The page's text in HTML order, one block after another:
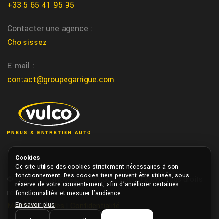
distribution
de notre dame de sanilhac chez garrigue vulco
Chez Garrigue Vulco nous changeons vos pneus rapidement dans
notre centre de Montreal du gers
St jean de Vedas depannage voiture
Nous vous depannons rapidement votre voiture autour de St
jean de Vedas chez garrigue vulco
Montreal centre auto
Chez Garrigue Vulco notre centre auto de Montreal vous
accompagne pour tous vos besoins vehicule
Batterie a changer
Dans nos agences Garrigue Vulco on test et remplace tout type
+33 5 65 41 95 95
Contacter une agence :
Choisissez
E-mail :
contact@groupegarrigue.com
© Copyright GROUPE GARRIGUE VULCO 2026. Tous droits
réservés.
Mentions légales
Cookies
Ce site utilise des cookies strictement nécessaires à son
fonctionnement. Des cookies tiers peuvent être utilisés, sous
réserve de votre consentement, afin d’améliorer certaines
fonctionnalités et mesurer l’audience.
En savoir plus